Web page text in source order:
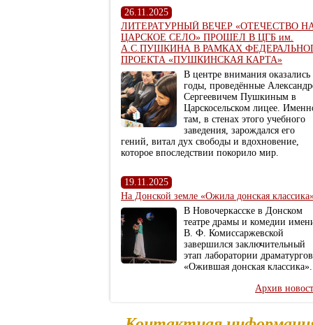
26.11.2025
ЛИТЕРАТУРНЫЙ ВЕЧЕР «ОТЕЧЕСТВО
ЦАРСКОЕ СЕЛО» ПРОШЕЛ В ЦГБ им.
А.С.ПУШКИНА В РАМКАХ
ПРОЕКТА «ПУШКИНСКАЯ КАРТА»
В центре внимания оказались
годы, проведённые
Сергеевичем Пушкиным в
Царскосельском лицее.
там, в стенах этого учебного
заведения, зарождался его
гений, витал дух свободы и вдохновение,
которое впоследствии покорило мир.
19.11.2025
На Донской земле «Ожила донская
В Новочеркасске в Донском
театре драмы и комедии
В. Ф. Комиссаржевской
завершился заключительный
этап лаборатории драматургов
«Ожившая донская классика».
Архив